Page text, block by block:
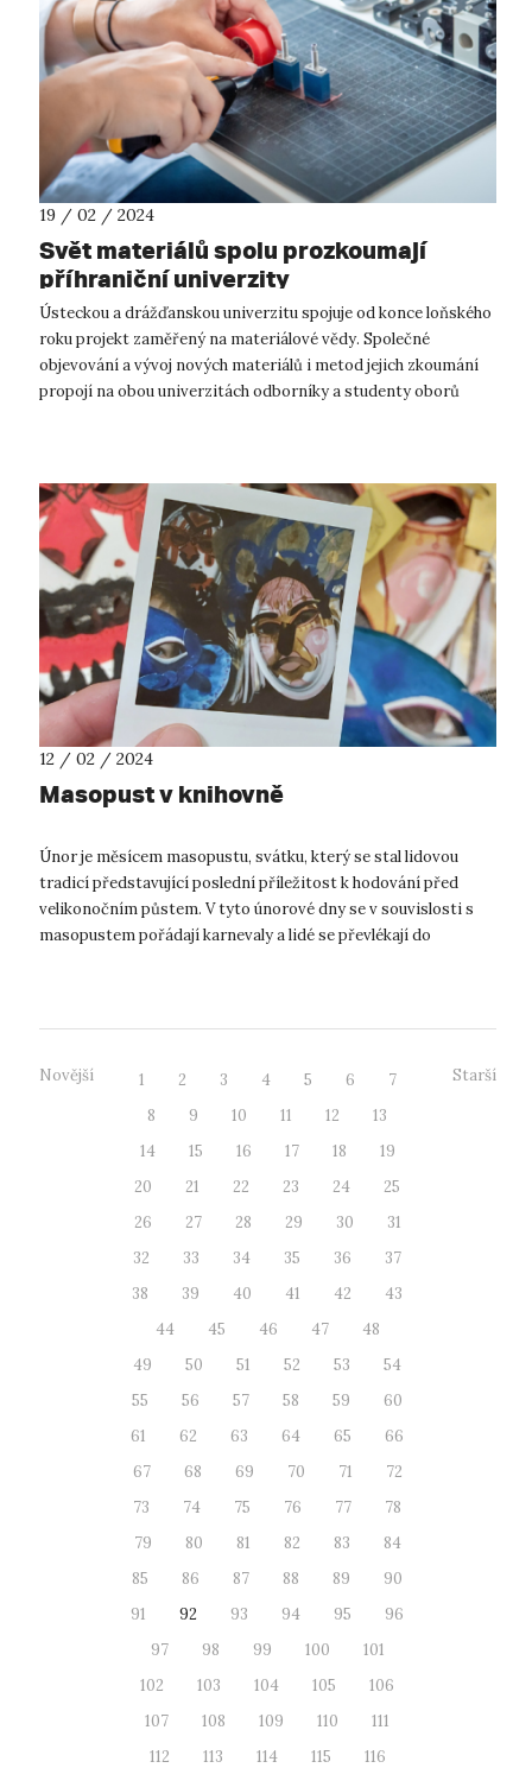
19 / 02 / 2024
Svět materiálů spolu prozkoumají
příhraniční univerzity
Ústeckou a drážďanskou univerzitu spojuje od konce loňského
roku projekt zaměřený na materiálové vědy. Společné
objevování a vývoj nových materiálů i metod jejich zkoumání
propojí na obou univerzitách odborníky a studenty oborů
12 / 02 / 2024
Masopust v knihovně
Únor je měsícem masopustu, svátku, který se stal lidovou
tradicí představující poslední příležitost k hodování před
velikonočním půstem. V tyto únorové dny se v souvislosti s
masopustem pořádají karnevaly a lidé se převlékají do
Novější 1 2 3 4 5 6
7
8
9 10 11 12
13
14
15 16 17 18
19
20
21 22 23 24
25
26
27 28 29 30
31
32
33 34 35 36
37
38
39 40 41 42
43
44
45 46 47
48
49
50 51 52 53
54
55
56 57 58 59
60
61
62 63 64 65
66
67
68 69 70 71
72
73
74 75 76 77
78
79
80 81 82 83
84
85
86 87 88 89
90
91
92 93 94 95
96
97
98 99 100
101
102
103 104 105
106
107
108 109 110
111
112
113 114 115
116
Starší